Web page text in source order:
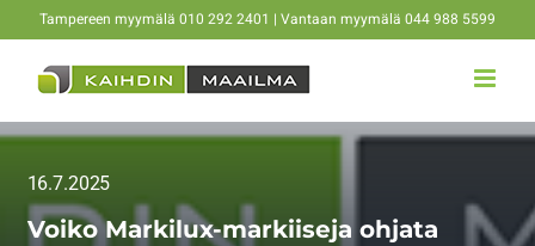
to
content
Tampereen myymälä 010 292 2401 | Vantaan myymälä 044 988 5599
16.7.2025
Voiko Markilux-markiiseja ohjata